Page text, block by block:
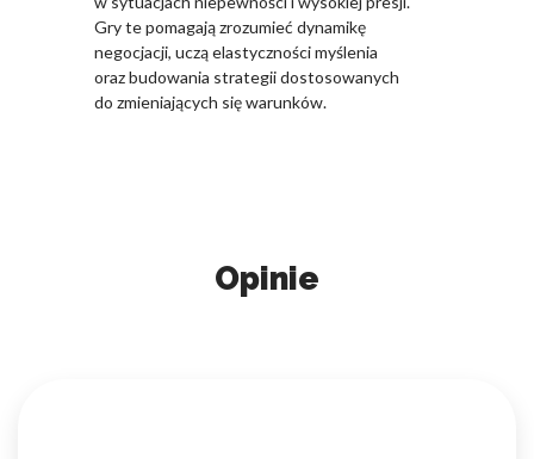
Gry te pomagają zrozumieć dynamikę
negocjacji, uczą elastyczności myślenia
oraz budowania strategii dostosowanych
do zmieniających się warunków.
Opinie